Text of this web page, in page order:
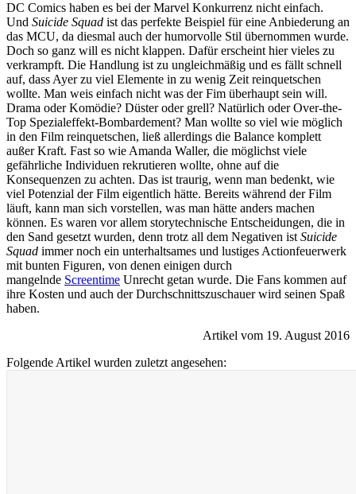
DC Comics haben es bei der Marvel Konkurrenz nicht einfach.
Und Suicide Squad ist das perfekte Beispiel für eine Anbiederung an
das MCU, da diesmal auch der humorvolle Stil übernommen wurde.
Doch so ganz will es nicht klappen. Dafür erscheint hier vieles zu
verkrampft. Die Handlung ist zu ungleichmäßig und es fällt schnell
auf, dass Ayer zu viel Elemente in zu wenig Zeit reinquetschen
wollte. Man weis einfach nicht was der Fim überhaupt sein will.
Drama oder Komödie? Düster oder grell? Natürlich oder Over-the-
Top Spezialeffekt-Bombardement? Man wollte so viel wie möglich
in den Film reinquetschen, ließ allerdings die Balance komplett
außer Kraft. Fast so wie Amanda Waller, die möglichst viele
gefährliche Individuen rekrutieren wollte, ohne auf die
Konsequenzen zu achten. Das ist traurig, wenn man bedenkt, wie
viel Potenzial der Film eigentlich hätte. Bereits während der Film
läuft, kann man sich vorstellen, was man hätte anders machen
können. Es waren vor allem storytechnische Entscheidungen, die in
den Sand gesetzt wurden, denn trotz all dem Negativen ist Suicide
Squad immer noch ein unterhaltsames und lustiges Actionfeuerwerk
mit bunten Figuren, von denen einigen durch
mangelnde Screentime Unrecht getan wurde. Die Fans kommen auf
ihre Kosten und auch der Durchschnittszuschauer wird seinen Spaß
haben.
Artikel vom 19. August 2016
Folgende Artikel wurden zuletzt angesehen: